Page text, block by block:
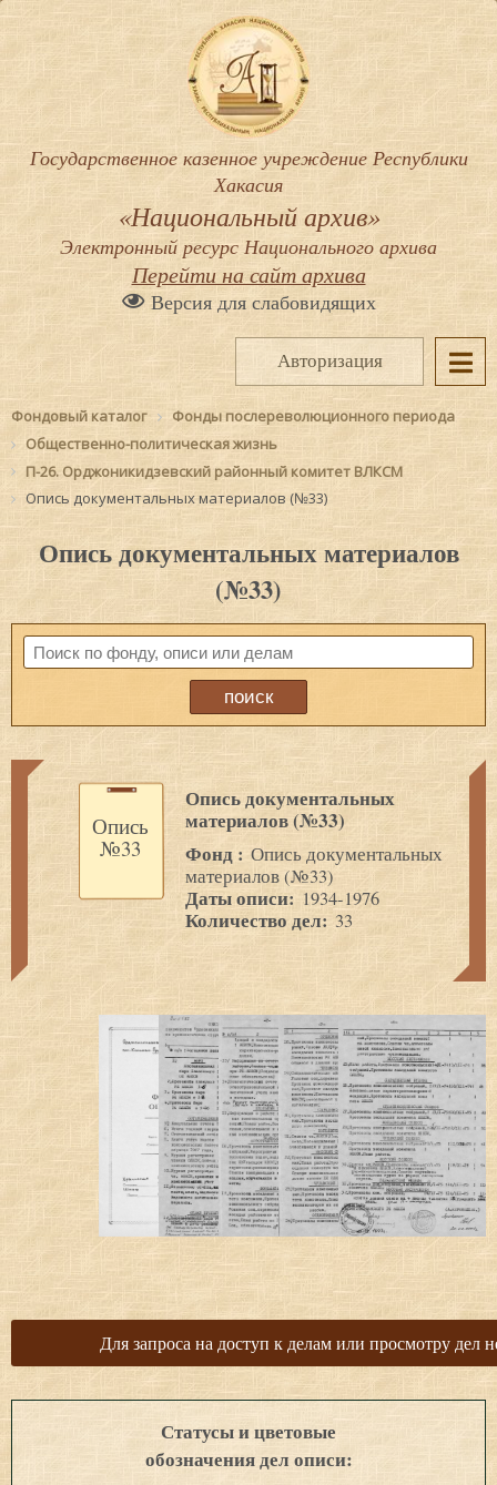
Государственное казенное учреждение Республики
Хакасия
«Национальный архив»
Электронный ресурс Национального архива
Перейти на сайт архива
Версия для слабовидящих
Авторизация
Фондовый каталог
Фонды послереволюционного периода
Общественно-политическая жизнь
П-26. Орджоникидзевский районный комитет ВЛКСМ
Опись документальных материалов (№33)
Опись документальных материалов
(№33)
Опись
№33
Опись документальных
материалов (№33)
Фонд : Опись документальных
материалов (№33)
Даты описи: 1934-1976
Количество дел: 33
Для запроса на доступ к делам или просмотру дел
Статусы и цветовые
обозначения дел описи: